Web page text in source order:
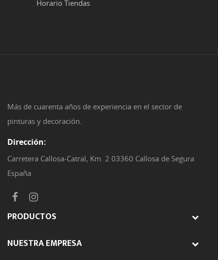
Horario Tiendas
Más de cuarenta años de experiencia en el sector de
pinturas y decoración.
Dirección:
Carretera Callosa-Catral, Km. 2 03360 Callosa de Segura
España
PRODUCTOS
NUESTRA EMPRESA